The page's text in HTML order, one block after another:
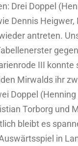
Drei Doppel
Dennis
antreten.
III
Mirwalds ihr
Doppel
Torborg und
bleibt es
in